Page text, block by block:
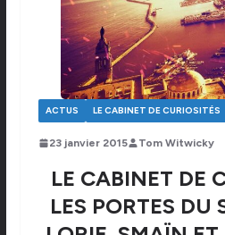
ACTUS LE CABINET DE CURIOSITÉS
23 janvier 2015 Tom Witwicky
LE CABINET DE
LES PORTES DU